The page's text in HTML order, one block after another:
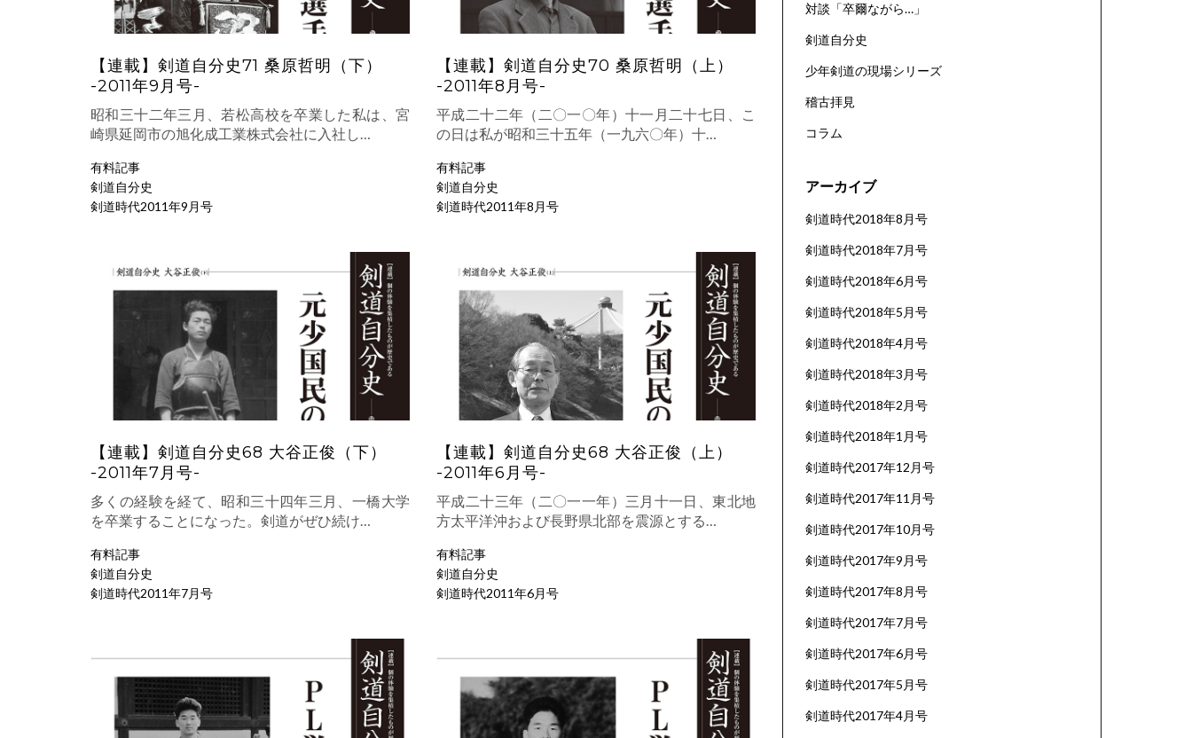
【連載】剣道自分史71 桑原哲明（下）
-2011年9月号-
昭和三十二年三月、若松高校を卒業した私は、宮
崎県延岡市の旭化成工業株式会社に入社し…
有料記事
剣道自分史
剣道時代2011年9月号
【連載】剣道自分史70 桑原哲明（上）
-2011年8月号-
平成二十二年（二〇一〇年）十一月二十七日、こ
の日は私が昭和三十五年（一九六〇年）十…
有料記事
剣道自分史
剣道時代2011年8月号
【連載】剣道自分史68 大谷正俊（下）
-2011年7月号-
多くの経験を経て、昭和三十四年三月、一橋大学
を卒業することになった。剣道がぜひ続け…
有料記事
剣道自分史
剣道時代2011年7月号
【連載】剣道自分史68 大谷正俊（上）
-2011年6月号-
平成二十三年（二〇一一年）三月十一日、東北地
方太平洋沖および長野県北部を震源とする…
有料記事
剣道自分史
剣道時代2011年6月号
対談「卒爾ながら…」
剣道自分史
少年剣道の現場シリーズ
稽古拝見
コラム
アーカイブ
剣道時代2018年8月号
剣道時代2018年7月号
剣道時代2018年6月号
剣道時代2018年5月号
剣道時代2018年4月号
剣道時代2018年3月号
剣道時代2018年2月号
剣道時代2018年1月号
剣道時代2017年12月号
剣道時代2017年11月号
剣道時代2017年10月号
剣道時代2017年9月号
剣道時代2017年8月号
剣道時代2017年7月号
剣道時代2017年6月号
剣道時代2017年5月号
剣道時代2017年4月号